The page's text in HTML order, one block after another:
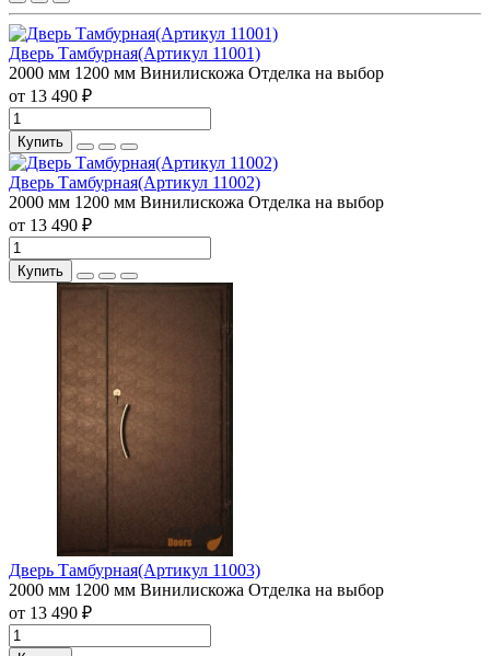
Дверь Тамбурная(Артикул 11001)
2000 мм 1200 мм Винилискожа Отделка на выбор
от 13 490 ₽
Купить
Дверь Тамбурная(Артикул 11002)
2000 мм 1200 мм Винилискожа Отделка на выбор
от 13 490 ₽
Купить
Дверь Тамбурная(Артикул 11003)
2000 мм 1200 мм Винилискожа Отделка на выбор
от 13 490 ₽